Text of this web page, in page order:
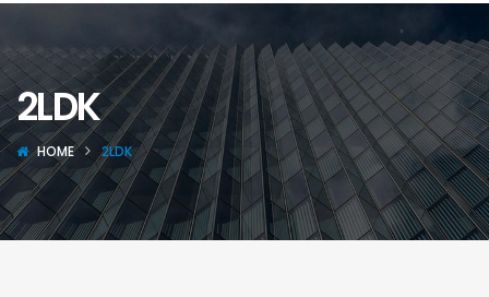
2LDK
HOME 2LDK